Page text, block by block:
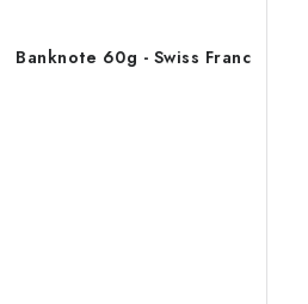
Banknote 60g - Swiss Franc